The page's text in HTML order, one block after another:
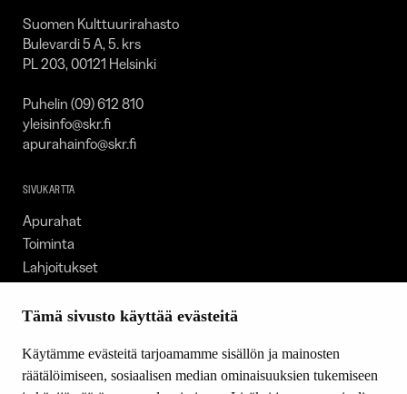
Tämä sivusto käyttää evästeitä
Käytämme evästeitä tarjoamamme sisällön ja mainosten
räätälöimiseen, sosiaalisen median ominaisuuksien tukemiseen
Suomen Kulttuurirahasto
Bulevardi 5 A, 5. krs
PL 203, 00121 Helsinki
Puhelin (09) 612 810
yleisinfo@skr.fi
apurahainfo@skr.fi
SIVUKARTTA
Apurahat
Toiminta
Lahjoitukset
Ajankohtaista
Yhteystiedot